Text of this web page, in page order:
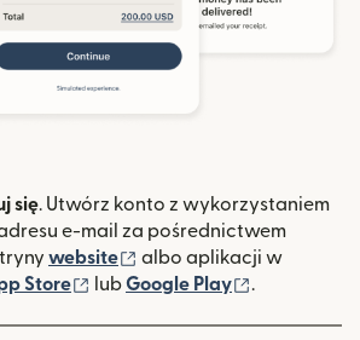
się. Utwórz konto z wykorzystaniem
e-mail za pośrednictwem
website (otwiera się w nowym
albo aplikacji w
Store (otwiera się w nowym oknie)
lubGoogle Play .